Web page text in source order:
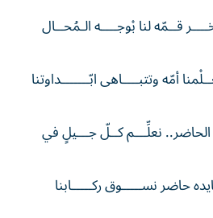
قــمّه لنا بْوجــــه الـمُحــال
أمّه وتتبــــاهى ابّـــــــداوتنا
نعلِّـــم كــلّ جـــيلٍ في
حاضر نســـــوق ركـــــابنا